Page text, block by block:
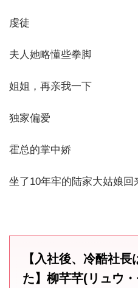
虔徒
夫人她略懂些拳脚
姐姐，再亲我一下
独家偏爱
霍总的掌中娇
坐了10年牢的陆家大姑娘回
【入社後、冷酷社
た】柳芊芊(リュウ